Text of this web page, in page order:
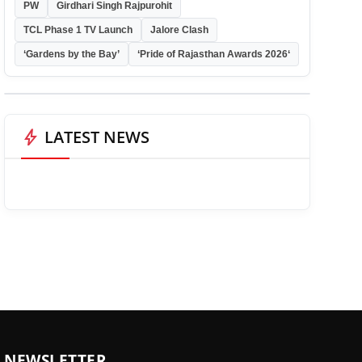
PW Girdhari Singh Rajpurohit
TCL Phase 1 TV Launch Jalore Clash
‘Gardens by the Bay’ ‘Pride of Rajasthan Awards 2026‘
bolt LATEST NEWS